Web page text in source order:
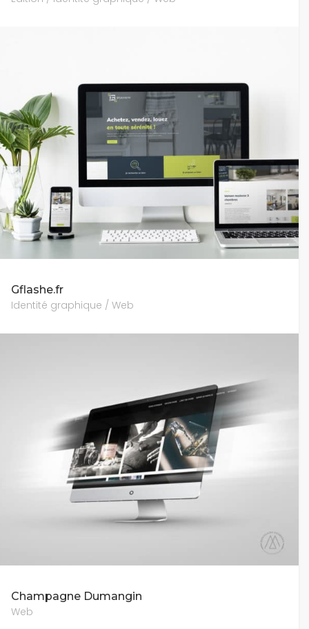
Gflashe.fr
Identité graphique / Web
Champagne Dumangin
Web